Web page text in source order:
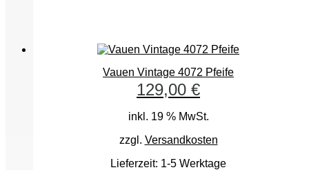
Vauen Vintage 4072 Pfeife
129,00 €
inkl. 19 % MwSt.
zzgl. Versandkosten
Lieferzeit: 1-5 Werktage